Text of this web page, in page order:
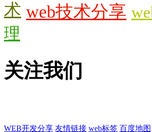
术 web技术分享
理
关注我们
WEB开发分享 友情链接 web标签 百度地图